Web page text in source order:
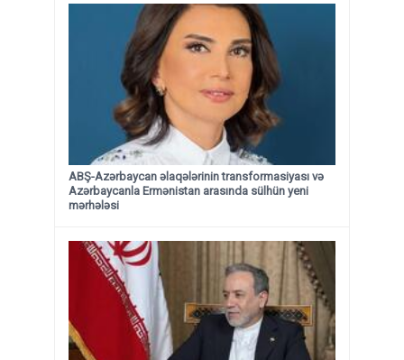
ABŞ-Azərbaycan əlaqələrinin transformasiyası və
Azərbaycanla Ermənistan arasında sülhün yeni
mərhələsi